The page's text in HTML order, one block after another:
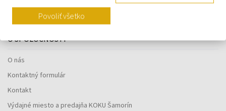
O SPOLOČNOSTI
O nás
Kontaktný formulár
Kontakt
Výdajné miesto a predajňa KOKU Šamorín
Povoliť všetko